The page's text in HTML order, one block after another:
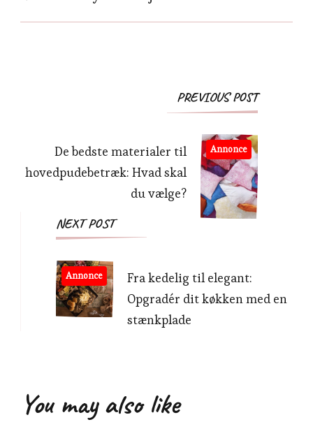
PostPREVIOUS POST
Annonce
De bedste materialer til
hovedpudebetræk: Hvad skal
du vælge?
NEXT POST
Annonce
Fra kedelig til elegant:
Opgradér dit køkken med en
stænkplade
You may also like